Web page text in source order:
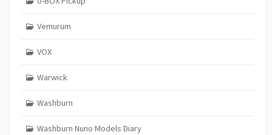
Vemurum
VOX
Warwick
Washburn
Washburn Nuno Models Diary